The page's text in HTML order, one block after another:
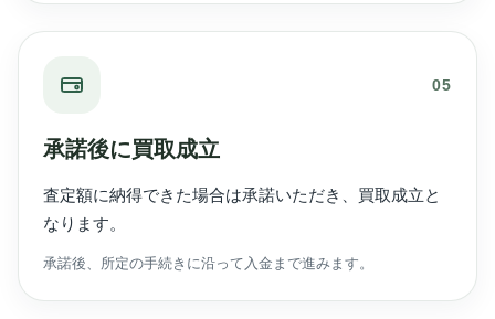
05
承諾後に買取成立
査定額に納得できた場合は承諾いただき、買取成立と
なります。
承諾後、所定の手続きに沿って入金まで進みます。